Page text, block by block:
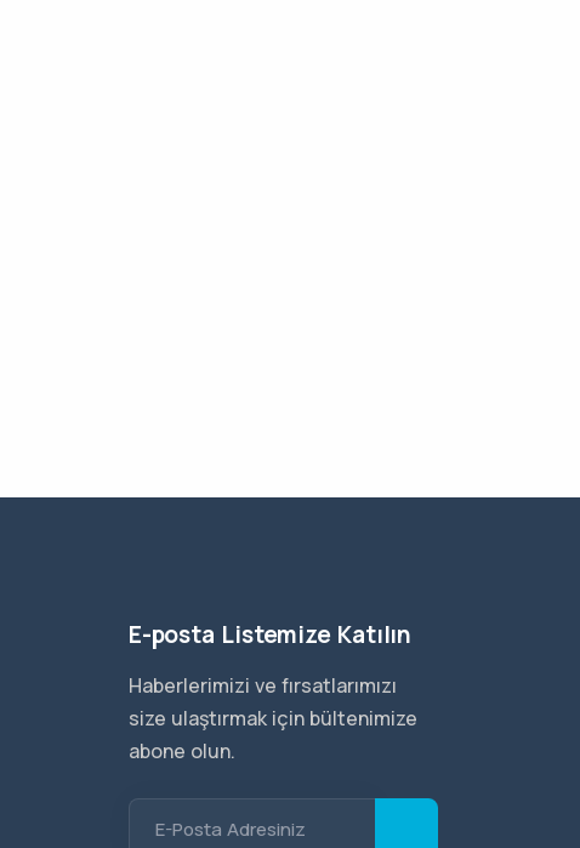
E-posta Listemize Katılın
Haberlerimizi ve fırsatlarımızı
size ulaştırmak için bültenimize
abone olun.
E-Posta Adresiniz